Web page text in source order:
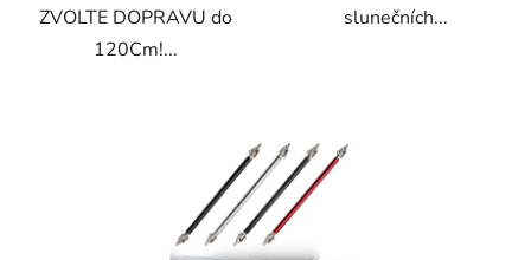
ZVOLTE DOPRAVU do
120Cm!...
slunečních...